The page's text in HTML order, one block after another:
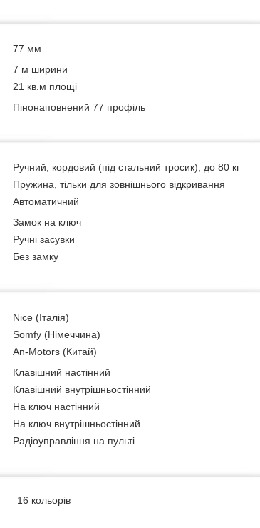
77 мм
7 м ширини
21 кв.м площі
Пінонаповнений 77 профіль
Ручний, кордовий (під стальний тросик), до 80 кг
Пружина, тільки для зовнішнього відкривання
Автоматичний
Замок на ключ
Ручні засувки
Без замку
Nice (Італія)
Somfy (Німеччина)
An-Motors (Китай)
Клавішний настінний
Клавішний внутрішньостінний
На ключ настінний
На ключ внутрішньостінний
Радіоуправління на пульті
16 кольорів